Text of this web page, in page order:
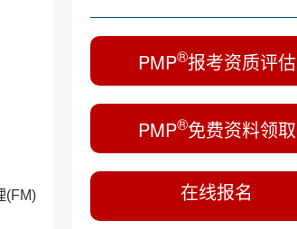
(FM)
PMP®报考资质评估
PMP®免费资料领取
在线报名